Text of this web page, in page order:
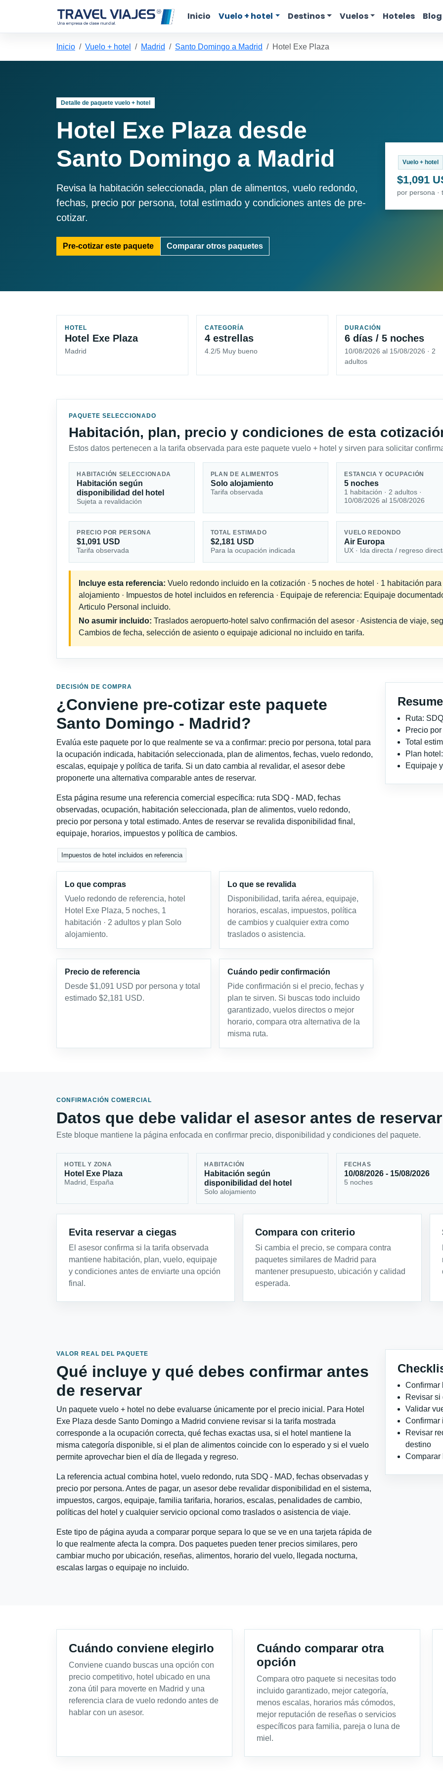
Inicio Vuelo + hotel Destinos Vuelos Hoteles Blog
Inicio Vuelo + hotel Madrid Santo Domingo a Madrid Hotel Exe Plaza
Detalle de paquete vuelo + hotel
Hotel Exe Plaza desde
Santo Domingo a Madrid
Revisa la habitación seleccionada, plan de alimentos, vuelo redondo,
fechas, precio por persona, total estimado y condiciones antes de pre-
cotizar.
Pre-cotizar este paquete Comparar otros paquetes
Vuelo + hotel
$1,091
por persona ·
HOTEL
Hotel Exe Plaza
Madrid
CATEGORÍA
4 estrellas
4.2/5 Muy bueno
DURACIÓN
6 días / 5 noches
10/08/2026 al 15/08/2026 · 2
adultos
PAQUETE SELECCIONADO
Habitación, plan, precio y condiciones de esta
Estos datos pertenecen a la tarifa observada para este paquete vuelo + hotel y sirven para solicitar
HABITACIÓN SELECCIONADA
Habitación según
disponibilidad del hotel
Sujeta a revalidación
PLAN DE ALIMENTOS
Solo alojamiento
Tarifa observada
ESTANCIA Y OCUPACIÓN
5 noches
1 habitación · 2 adultos ·
10/08/2026 al 15/08/2026
PRECIO POR PERSONA
$1,091 USD
Tarifa observada
TOTAL ESTIMADO
$2,181 USD
Para la ocupación indicada
VUELO REDONDO
Air Europa
UX · Ida directa / regreso
Incluye esta referencia: Vuelo redondo incluido en la cotización · 5 noches de hotel · 1 habitación
alojamiento · Impuestos de hotel incluidos en referencia · Equipaje de referencia: Equipaje
Articulo Personal incluido.
No asumir incluido: Traslados aeropuerto-hotel salvo confirmación del asesor · Asistencia de viaje,
Cambios de fecha, selección de asiento o equipaje adicional no incluido en tarifa.
DECISIÓN DE COMPRA
¿Conviene pre-cotizar este paquete
Santo Domingo - Madrid?
Evalúa este paquete por lo que realmente se va a confirmar: precio por persona, total para
la ocupación indicada, habitación seleccionada, plan de alimentos, fechas, vuelo redondo,
escalas, equipaje y política de tarifa. Si un dato cambia al revalidar, el asesor debe
proponerte una alternativa comparable antes de reservar.
Esta página resume una referencia comercial específica: ruta SDQ - MAD, fechas
observadas, ocupación, habitación seleccionada, plan de alimentos, vuelo redondo,
precio por persona y total estimado. Antes de reservar se revalida disponibilidad final,
equipaje, horarios, impuestos y política de cambios.
Impuestos de hotel incluidos en referencia
Lo que compras
Vuelo redondo de referencia, hotel
Hotel Exe Plaza, 5 noches, 1
habitación · 2 adultos y plan Solo
alojamiento.
Lo que se revalida
Disponibilidad, tarifa aérea, equipaje,
horarios, escalas, impuestos, política
de cambios y cualquier extra como
traslados o asistencia.
Precio de referencia
Desde $1,091 USD por persona y total
estimado $2,181 USD.
Cuándo pedir confirmación
Pide confirmación si el precio, fechas y
plan te sirven. Si buscas todo incluido
garantizado, vuelos directos o mejor
horario, compara otra alternativa de la
misma ruta.
Ruta:
Precio
Total
Plan
Equipaje
CONFIRMACIÓN COMERCIAL
Datos que debe validar el asesor antes de reservar
Este bloque mantiene la página enfocada en confirmar precio, disponibilidad y condiciones del paquete.
HOTEL Y ZONA
Hotel Exe Plaza
Madrid, España
HABITACIÓN
Habitación según
disponibilidad del hotel
Solo alojamiento
FECHAS
10/08/2026 - 15/08/2026
5 noches
Evita reservar a ciegas
El asesor confirma si la tarifa observada
mantiene habitación, plan, vuelo, equipaje
y condiciones antes de enviarte una opción
final.
Compara con criterio
Si cambia el precio, se compara contra
paquetes similares de Madrid para
mantener presupuesto, ubicación y calidad
esperada.
VALOR REAL DEL PAQUETE
Qué incluye y qué debes confirmar antes
de reservar
Un paquete vuelo + hotel no debe evaluarse únicamente por el precio inicial. Para Hotel
Exe Plaza desde Santo Domingo a Madrid conviene revisar si la tarifa mostrada
corresponde a la ocupación correcta, qué fechas exactas usa, si el hotel mantiene la
misma categoría disponible, si el plan de alimentos coincide con lo esperado y si el vuelo
permite aprovechar bien el día de llegada y regreso.
La referencia actual combina hotel, vuelo redondo, ruta SDQ - MAD, fechas observadas y
precio por persona. Antes de pagar, un asesor debe revalidar disponibilidad en el sistema,
impuestos, cargos, equipaje, familia tarifaria, horarios, escalas, penalidades de cambio,
políticas del hotel y cualquier servicio opcional como traslados o asistencia de viaje.
Este tipo de página ayuda a comparar porque separa lo que se ve en una tarjeta rápida de
lo que realmente afecta la compra. Dos paquetes pueden tener precios similares, pero
cambiar mucho por ubicación, reseñas, alimentos, horario del vuelo, llegada nocturna,
escalas largas o equipaje no incluido.
Confirmar
Revisar si
Validar
Confirmar
Revisar
destino
Comparar
Cuándo conviene elegirlo
Conviene cuando buscas una opción con
precio competitivo, hotel ubicado en una
zona útil para moverte en Madrid y una
referencia clara de vuelo redondo antes de
hablar con un asesor.
Cuándo comparar otra
opción
Compara otro paquete si necesitas todo
incluido garantizado, mejor categoría,
menos escalas, horarios más cómodos,
mejor reputación de reseñas o servicios
específicos para familia, pareja o luna de
miel.